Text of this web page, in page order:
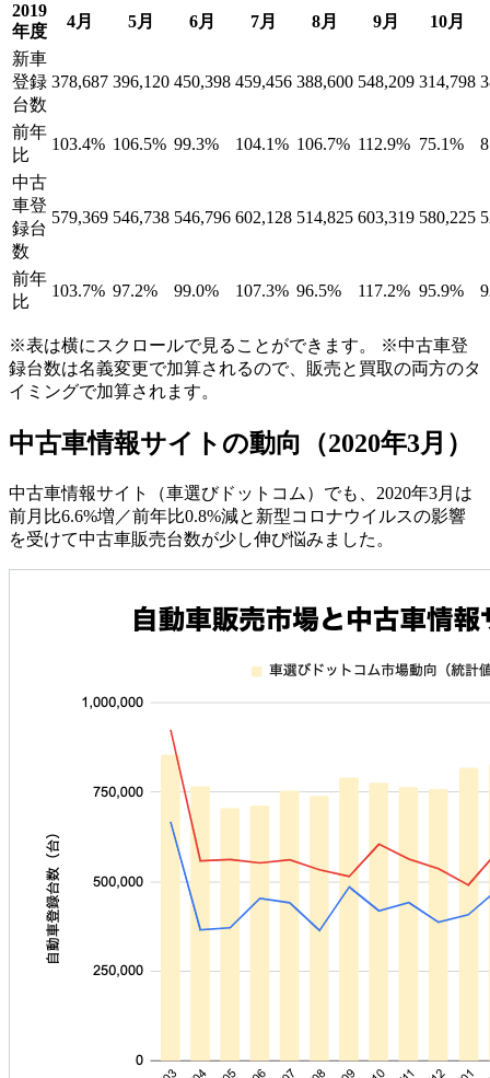
2019
年度
4月 5月 6月 7月 8月 9月
10月
新車
登録
台数
378,687 396,120 450,398 459,456 388,600 548,209 314,798
前年
比
103.4% 106.5% 99.3% 104.1% 106.7% 112.9% 75.1%
中古
車登
録台
数
579,369 546,738 546,796 602,128 514,825 603,319 580,225
前年
比
103.7% 97.2% 99.0% 107.3% 96.5% 117.2% 95.9%
※表は横にスクロールで見ることができます。 ※中古車登
録台数は名義変更で加算されるので、販売と買取の両方のタ
イミングで加算されます。
中古車情報サイトの動向（2020年3月）
中古車情報サイト（車選びドットコム）でも、2020年3月は
前月比6.6%増／前年比0.8%減と新型コロナウイルスの影響
を受けて中古車販売台数が少し伸び悩みました。